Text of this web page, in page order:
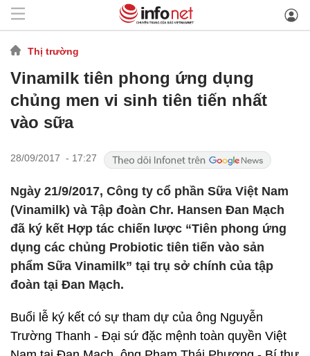
Thị trường
Vinamilk tiên phong ứng dụng
chủng men vi sinh tiên tiến nhất
vào sữa
28/09/2017 - 17:27
Ngày 21/9/2017, Công ty cổ phần Sữa Việt Nam
(Vinamilk) và Tập đoàn Chr. Hansen Đan Mạch
đã ký kết Hợp tác chiến lược “Tiên phong ứng
dụng các chủng Probiotic tiên tiến vào sản
phẩm Sữa Vinamilk” tại trụ sở chính của tập
đoàn tại Đan Mạch.
Buổi lễ ký kết có sự tham dự của ông Nguyễn
Trường Thanh - Đại sứ đặc mệnh toàn quyền Việt